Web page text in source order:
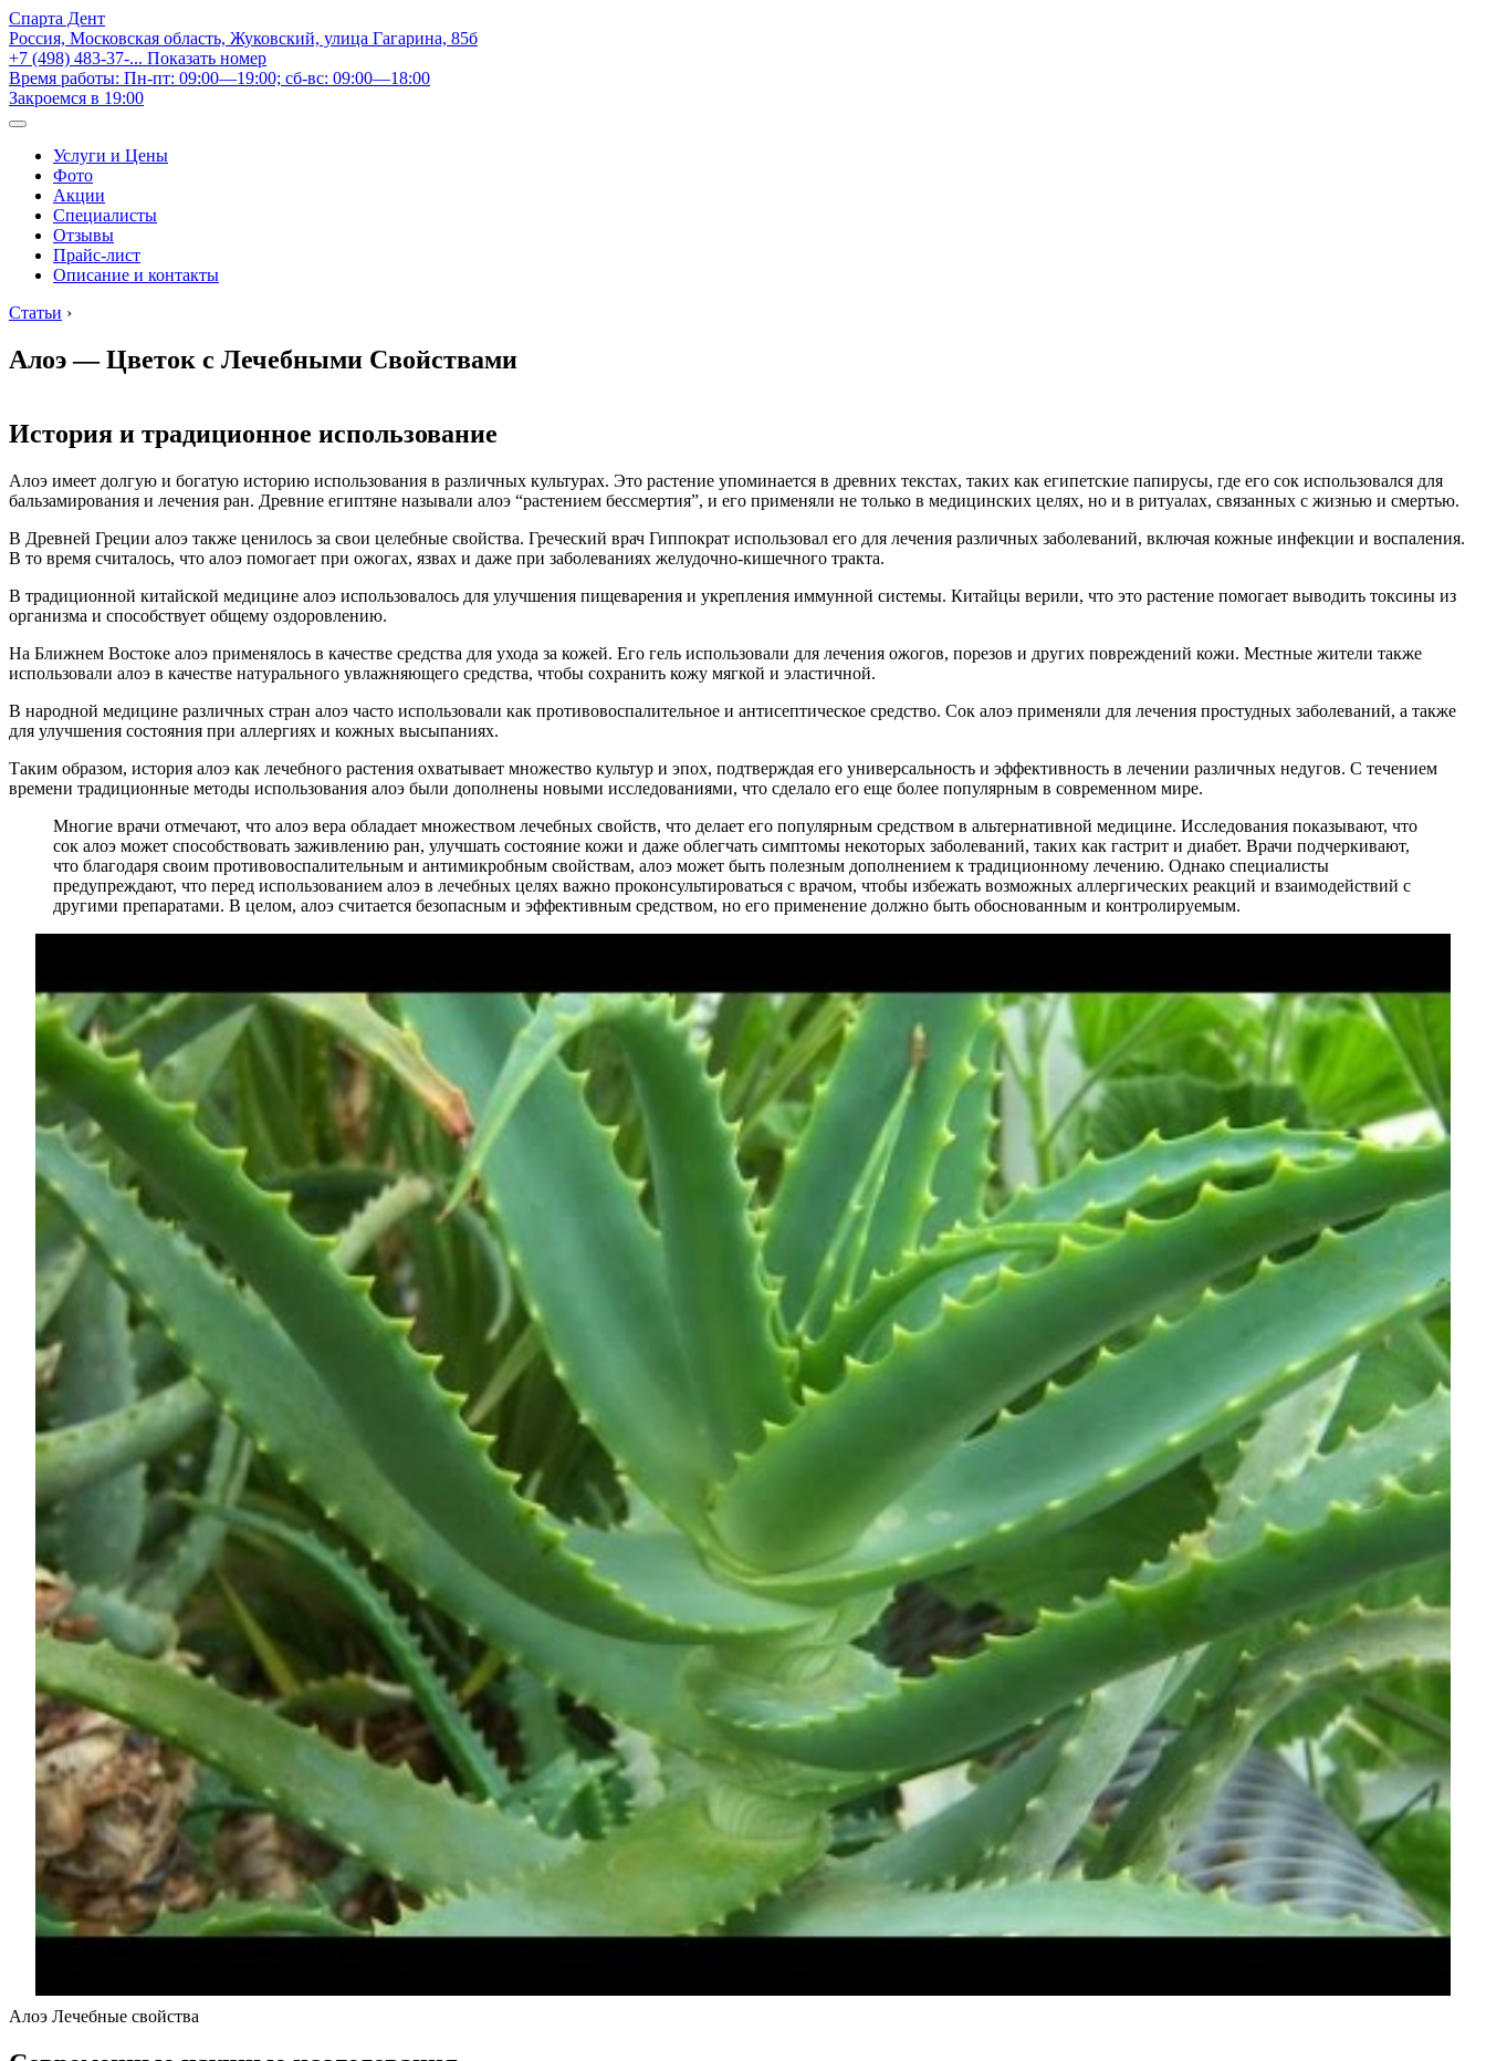
Спарта Дент
Россия, Московская область, Жуковский, улица Гагарина, 85б
+7 (498) 483-37-... Показать номер
Время работы: Пн-пт: 09:00—19:00; сб-вс: 09:00—18:00
Закроемся в 19:00
Услуги и Цены
Фото
Акции
Специалисты
Отзывы
Прайс-лист
Описание и контакты
Статьи ›
Алоэ — Цветок с Лечебными Свойствами
История и традиционное использование
Алоэ имеет долгую и богатую историю использования в различных культурах. Это растение упоминается в древних текстах, таких как египетские папирусы, где его сок использовался для
бальзамирования и лечения ран. Древние египтяне называли алоэ “растением бессмертия”, и его применяли не только в медицинских целях, но и в ритуалах, связанных с жизнью и смертью.
В Древней Греции алоэ также ценилось за свои целебные свойства. Греческий врач Гиппократ использовал его для лечения различных заболеваний, включая кожные инфекции и воспаления.
В то время считалось, что алоэ помогает при ожогах, язвах и даже при заболеваниях желудочно-кишечного тракта.
В традиционной китайской медицине алоэ использовалось для улучшения пищеварения и укрепления иммунной системы. Китайцы верили, что это растение помогает выводить токсины из
организма и способствует общему оздоровлению.
На Ближнем Востоке алоэ применялось в качестве средства для ухода за кожей. Его гель использовали для лечения ожогов, порезов и других повреждений кожи. Местные жители также
использовали алоэ в качестве натурального увлажняющего средства, чтобы сохранить кожу мягкой и эластичной.
В народной медицине различных стран алоэ часто использовали как противовоспалительное и антисептическое средство. Сок алоэ применяли для лечения простудных заболеваний, а также
для улучшения состояния при аллергиях и кожных высыпаниях.
Таким образом, история алоэ как лечебного растения охватывает множество культур и эпох, подтверждая его универсальность и эффективность в лечении различных недугов. С течением
времени традиционные методы использования алоэ были дополнены новыми исследованиями, что сделало его еще более популярным в современном мире.
Многие врачи отмечают, что алоэ вера обладает множеством лечебных свойств, что делает его популярным средством в альтернативной медицине. Исследования показывают, что
сок алоэ может способствовать заживлению ран, улучшать состояние кожи и даже облегчать симптомы некоторых заболеваний, таких как гастрит и диабет. Врачи подчеркивают,
что благодаря своим противовоспалительным и антимикробным свойствам, алоэ может быть полезным дополнением к традиционному лечению. Однако специалисты
предупреждают, что перед использованием алоэ в лечебных целях важно проконсультироваться с врачом, чтобы избежать возможных аллергических реакций и взаимодействий с
другими препаратами. В целом, алоэ считается безопасным и эффективным средством, но его применение должно быть обоснованным и контролируемым.
Алоэ Лечебные свойства